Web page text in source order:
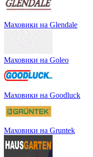
Маховики на Glendale
Маховики на Goleo
Маховики на Goodluck
Маховики на Gruntek